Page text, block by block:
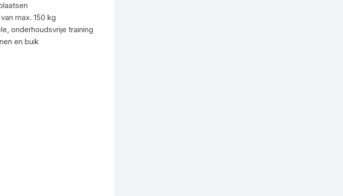
max. 150 kg
onderhoudsvrije training
en buik